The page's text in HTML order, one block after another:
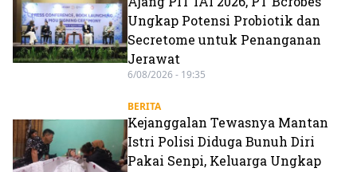
Ungkap Potensi Probiotik dan
Secretome untuk Penanganan
Jerawat
6/08/2026 - 19:35
BERITA
Kejanggalan Tewasnya Mantan
Istri Polisi Diduga Bunuh Diri
Pakai Senpi, Keluarga Ungkap